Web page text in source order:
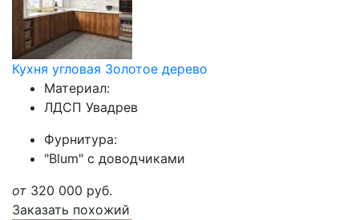
Кухня угловая Золотое дерево
Материал:
ЛДСП Увадрев
Фурнитура:
"Blum" с доводчиками
от 320 000 руб.
Заказать похожий